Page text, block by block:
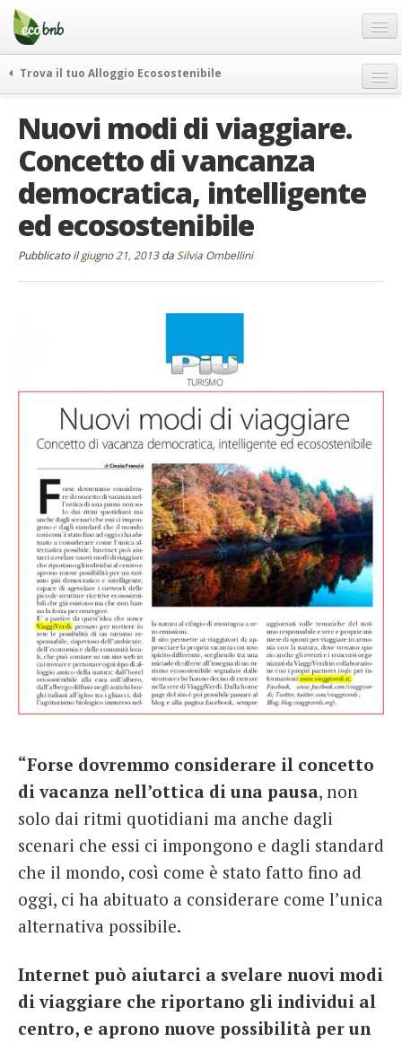
Menu
Salta
contenuto
Offerte Speciali
Regali
FAQ
Chi Siamo
Partner
Contatti
Spanish
French
Trova il tuo Alloggio Ecosostenibile
itinerari
curiosità
vivere e viaggiare verde
news ed eventi
ecohotel
Nuovi modi di viaggiare.
Concetto di vancanza
democratica, intelligente
ed ecosostenibile
Pubblicato ilgiugno 21, 2013da Silvia Ombellini
“Forse dovremmo considerare il concetto
di vacanza nell’ottica di una pausa, non
solo dai ritmi quotidiani ma anche dagli
scenari che essi ci impongono e dagli standard
che il mondo, così come è stato fatto fino ad
oggi, ci ha abituato a considerare come l’unica
alternativa possibile.
Internet può aiutarci a svelare nuovi modi
di viaggiare che riportano gli individui al
centro, e aprono nuove possibilità per un